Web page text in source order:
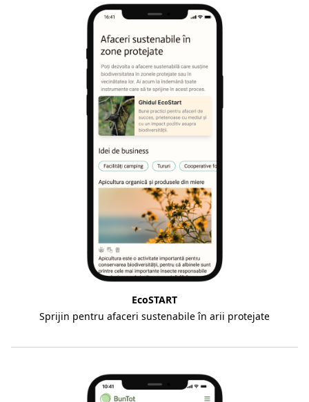
EcoSTART
Sprijin pentru afaceri sustenabile în arii protejate